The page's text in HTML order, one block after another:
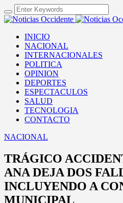
INICIO
NACIONAL
INTERNACIONALES
POLITICA
OPINION
DEPORTES
ESPECTACULOS
SALUD
TECNOLOGIA
CONTACTO
NACIONAL
TRÁGICO
ANA DEJA DOS
INCLUYENDO A
MUNICIPAL